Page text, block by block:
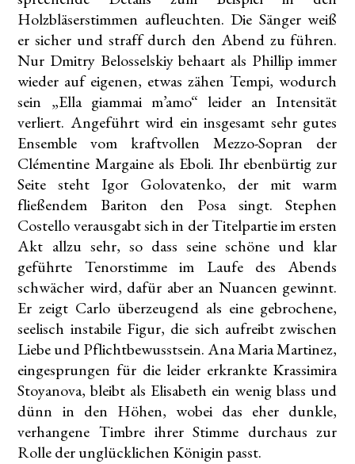
Holzbläserstimmen aufleuchten. Die Sänger weiß
er sicher und straff durch den Abend zu führen.
Nur Dmitry Belosselskiy behaart als Phillip immer
wieder auf eigenen, etwas zähen Tempi, wodurch
sein „Ella giammai m’amo“ leider an Intensität
verliert. Angeführt wird ein insgesamt sehr gutes
Ensemble vom kraftvollen Mezzo-Sopran der
Clémentine Margaine als Eboli. Ihr ebenbürtig zur
Seite steht Igor Golovatenko, der mit warm
fließendem Bariton den Posa singt. Stephen
Costello verausgabt sich in der Titelpartie im ersten
Akt allzu sehr, so dass seine schöne und klar
geführte Tenorstimme im Laufe des Abends
schwächer wird, dafür aber an Nuancen gewinnt.
Er zeigt Carlo überzeugend als eine gebrochene,
seelisch instabile Figur, die sich aufreibt zwischen
Liebe und Pflichtbewusstsein. Ana Maria Martinez,
eingesprungen für die leider erkrankte Krassimira
Stoyanova, bleibt als Elisabeth ein wenig blass und
dünn in den Höhen, wobei das eher dunkle,
verhangene Timbre ihrer Stimme durchaus zur
Rolle der unglücklichen Königin passt.